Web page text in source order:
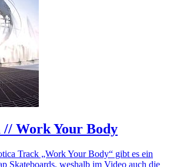
// Work Your Body
Track „Work Your Body“ gibt es ein
Skateboards, weshalb im Video auch die